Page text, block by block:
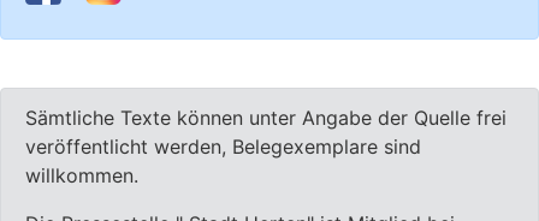
Sämtliche Texte können unter Angabe der Quelle frei
veröffentlicht werden, Belegexemplare sind
willkommen.